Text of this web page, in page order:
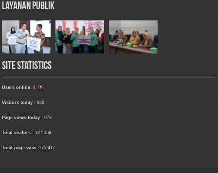
Layanan Publik
Site Statistics
Users online:4
Visitors today :848
Page views today :973
Total visitors :137,064
Total page view:175,417